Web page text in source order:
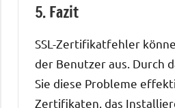
5. Fazit
SSL-Zertifikatfehler
der Benutzer aus. Durch
Sie diese Probleme
Zertifikaten, das